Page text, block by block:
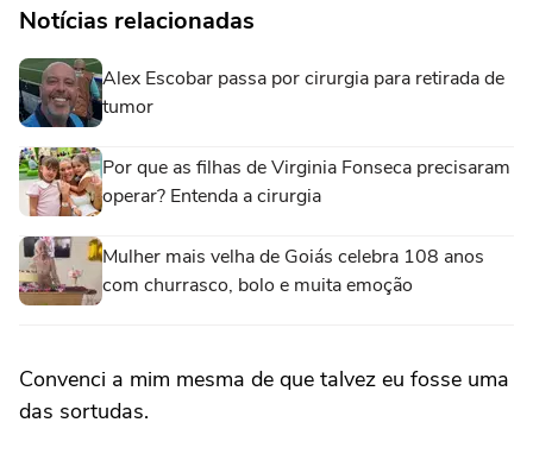
Notícias relacionadas
Alex Escobar passa por cirurgia para retirada de
tumor
Por que as filhas de Virginia Fonseca precisaram
operar? Entenda a cirurgia
Mulher mais velha de Goiás celebra 108 anos
com churrasco, bolo e muita emoção
Convenci a mim mesma de que talvez eu fosse uma
das sortudas.